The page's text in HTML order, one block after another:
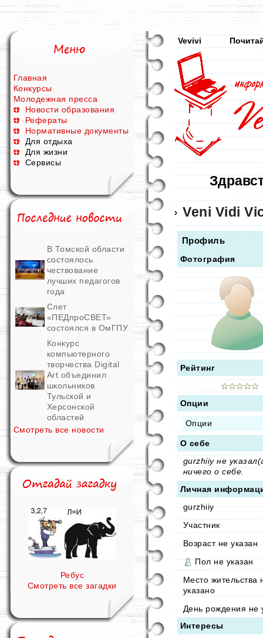
Главная
Конкурсы
Молодежная пресса
Новости образования
Рефераты
Нормативные документы
Для отдыха
Для жизни
Сервисы
В Томской области
состоялось
чествование
лучших педагогов
года
Слет
«ПЕДпроСВЕТ»
состоялся в ОмГПУ
Конкурс
компьютерного
творчества Digital
Art объединил
школьников
Тульской и
Херсонской
областей
Смотреть все новости
Ребус
Смотреть все загадки
Vevivi
Veni Vidi
Профиль
Фотография
Рейтинг
Опции
Опции
О себе
gurzhiiy не
ничего о себе.
Личная
gurzhiiy
Участник
Возраст не указан
Пол не указан
Место жительства
указано
День рождения не
Интересы